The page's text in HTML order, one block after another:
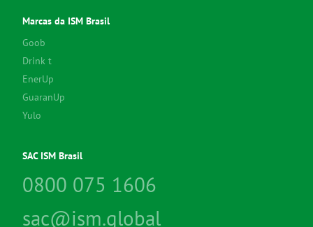
Marcas da ISM Brasil
Goob
Drink t
EnerUp
GuaranUp
Yulo
SAC ISM Brasil
0800 075 1606
sac@ism.global